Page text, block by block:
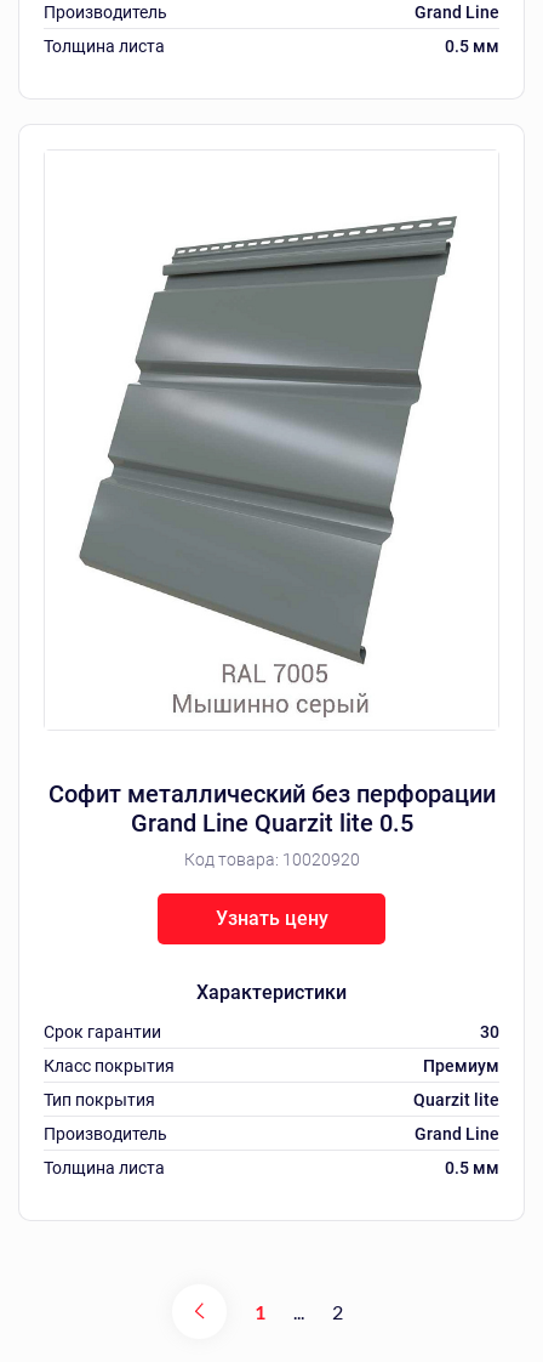
Производитель
Grand Line
Толщина листа
0.5 мм
Софит металлический без перфорации
Grand Line Quarzit lite 0.5
Код товара: 10020920
Характеристики
Срок гарантии
30
Класс покрытия
Премиум
Тип покрытия
Quarzit lite
Производитель
Grand Line
Толщина листа
0.5 мм
Узнать цену
1 2